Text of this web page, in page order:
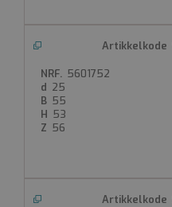
5601752
25
55
53
56